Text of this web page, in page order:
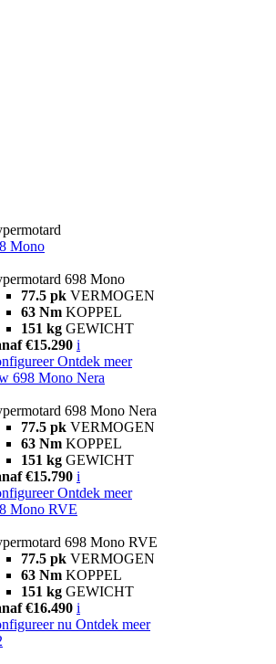
Mono
698 Mono
77.5 pk VERMOGEN
63 Nm KOPPEL
151 kg GEWICHT
€15.290 i
Ontdek meer
698 Mono Nera
698 Mono Nera
77.5 pk VERMOGEN
63 Nm KOPPEL
151 kg GEWICHT
€15.790 i
Ontdek meer
Mono RVE
698 Mono RVE
77.5 pk VERMOGEN
63 Nm KOPPEL
151 kg GEWICHT
€16.490 i
nu Ontdek meer